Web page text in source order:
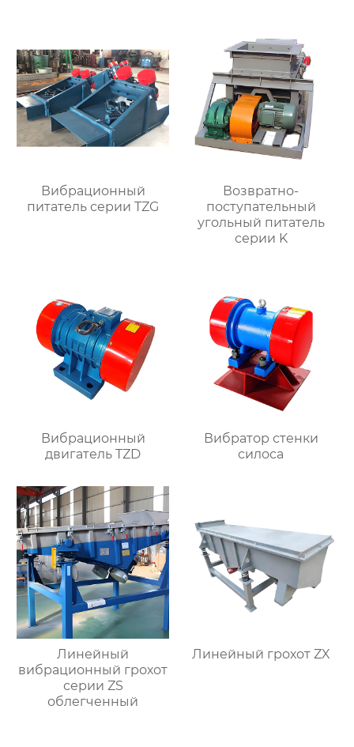
Вибрационный
питатель серии TZG
Возвратно-
поступательный
угольный питатель
серии K
Вибрационный
двигатель TZD
Вибратор стенки
силоса
Линейный
вибрационный грохот
серии ZS
облегченный
Линейный грохот ZX